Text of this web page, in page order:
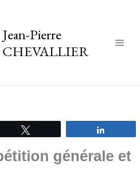
Jean-Pierre
CHEVALLIER
générale et